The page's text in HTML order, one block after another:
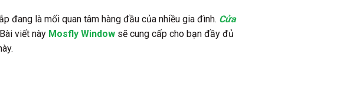
đang là mối quan tâm hàng đầu của nhiều gia đình. Cửa
viết này Mosfly Windowsẽ cung cấp cho bạn đầy đủ